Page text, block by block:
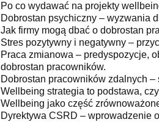
Po co wydawać na projekty
Dobrostan psychiczny – wyzwania
Jak firmy mogą dbać o dobrostan
Stres pozytywny i negatywny –
Praca zmianowa – predyspozycje,
dobrostan pracowników.
Dobrostan pracowników zdalnych
Wellbeing strategia to podstawa,
Wellbeing jako część
Dyrektywa CSRD – wprowadzenie